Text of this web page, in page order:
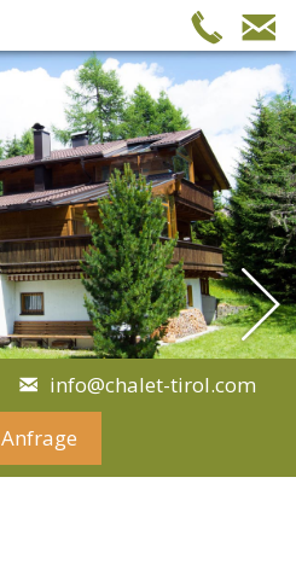
info@chalet-tirol.com
Anfrage